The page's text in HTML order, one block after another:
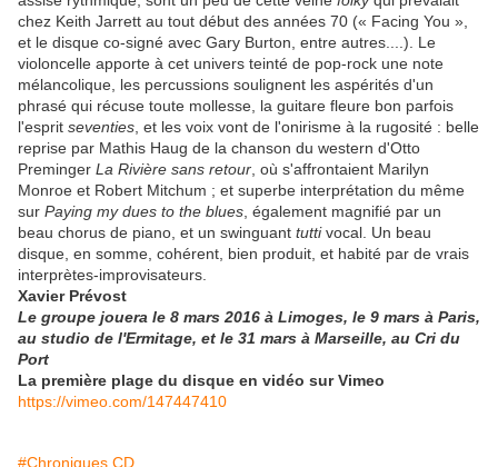
chez Keith Jarrett au tout début des années 70 (« Facing You »,
et le disque co-signé avec Gary Burton, entre autres....). Le
violoncelle apporte à cet univers teinté de pop-rock une note
mélancolique, les percussions soulignent les aspérités d'un
phrasé qui récuse toute mollesse, la guitare fleure bon parfois
l'esprit seventies , et les voix vont de l'onirisme à la rugosité : belle
reprise par Mathis Haug de la chanson du western d'Otto
Preminger La Rivière sans retour , où s'affrontaient Marilyn
Monroe et Robert Mitchum ; et superbe interprétation du même
sur Paying my dues to the blues , également magnifié par un
beau chorus de piano, et un swinguant tuttivocal. Un beau
disque, en somme, cohérent, bien produit, et habité par de vrais
interprètes-improvisateurs.
Xavier Prévost
Le groupe jouera le 8 mars 2016 à Limoges, le 9 mars à Paris,
au studio de l'Ermitage, et le 31 mars à Marseille, au Cri du
Port
La première plage du disque en vidéo sur Vimeo
https://vimeo.com/147447410
#Chroniques CD